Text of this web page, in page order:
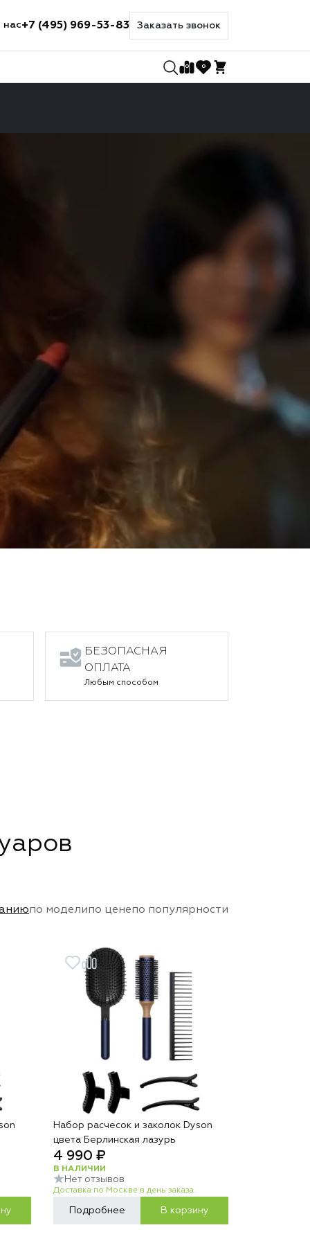
нас+7 (495) 969-53-83 Заказать звонок
0 0
БЕЗОПАСНАЯ
ОПЛАТА
Любым способом
по моделипо ценепо популярности
Набор расчесок и заколок Dyson
цвета Берлинская лазурь
4 990 ₽
В НАЛИЧИИ
Нет отзывов
Доставка по Москве в день заказа.
Подробнее В корзину